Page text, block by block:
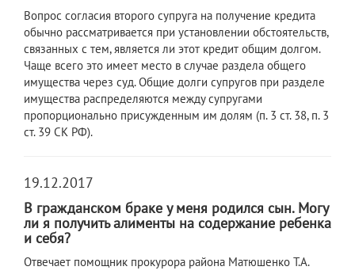
Вопрос согласия второго супруга на получение кредита
обычно рассматривается при установлении обстоятельств,
связанных с тем, является ли этот кредит общим долгом.
Чаще всего это имеет место в случае раздела общего
имущества через суд. Общие долги супругов при разделе
имущества распределяются между супругами
пропорционально присужденным им долям (п. 3 ст. 38, п. 3
ст. 39 СК РФ).
19.12.2017
В гражданском браке у меня родился сын. Могу
ли я получить алименты на содержание ребенка
и себя?
Отвечает помощник прокурора района Матюшенко Т.А.